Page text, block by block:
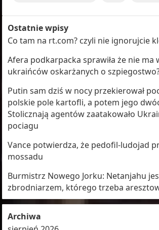
Ostatnie wpisy
Co tam na rt.com? czyli nie ignorujcie
Afera podkarpacka sprawiła że nie ma
ukraińców oskarżanych o
Putin sam dziś w nocy przekierował
polskie pole kartofli, a potem jego
Stolicznają agentów zaatakowało
pociagu
Vance potwierdza, że pedofil-ludojad
mossadu
Burmistrz Nowego Jorku: Netanjahu
zbrodniarzem, którego trzeba
Archiwa